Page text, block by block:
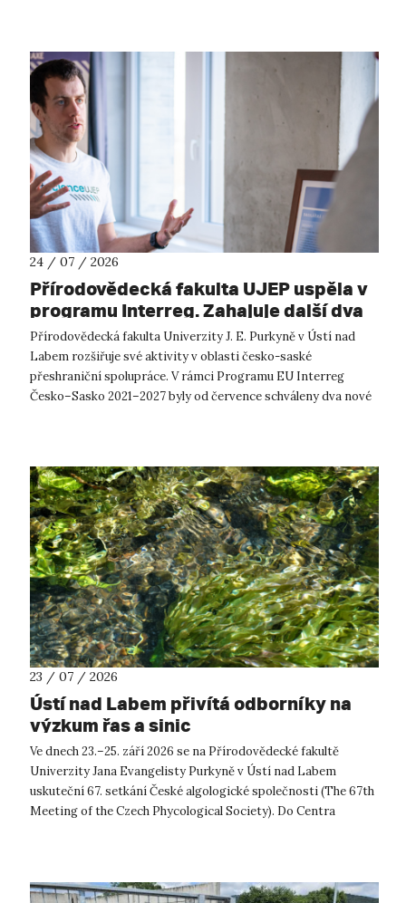
24 / 07 / 2026
Přírodovědecká fakulta UJEP uspěla v
programu Interreg. Zahajuje další dva
přeshraniční projekty se saskými
partnery
Přírodovědecká fakulta Univerzity J. E. Purkyně v Ústí nad
Labem rozšiřuje své aktivity v oblasti česko-saské
přeshraniční spolupráce. V rámci Programu EU Interreg
Česko–Sasko 2021–2027 byly od července schváleny dva nové
23 / 07 / 2026
Ústí nad Labem přivítá odborníky na
výzkum řas a sinic
Ve dnech 23.–25. září 2026 se na Přírodovědecké fakultě
Univerzity Jana Evangelisty Purkyně v Ústí nad Labem
uskuteční 67. setkání České algologické společnosti (The 67th
Meeting of the Czech Phycological Society). Do Centra